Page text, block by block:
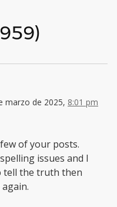
marzo de 2025, 8:01 pm
of your posts.
issues and I
tell the truth then